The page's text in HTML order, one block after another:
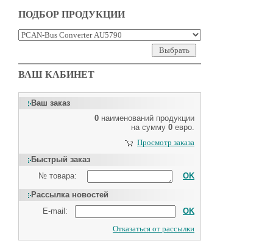
ПОДБОР ПРОДУКЦИИ
ВАШ КАБИНЕТ
Ваш заказ
0 наименований продукции
на сумму 0 евро.
Просмотр заказа
Быстрый заказ
№ товара:
OK
Рассылка новостей
E-mail:
OK
Отказаться от рассылки